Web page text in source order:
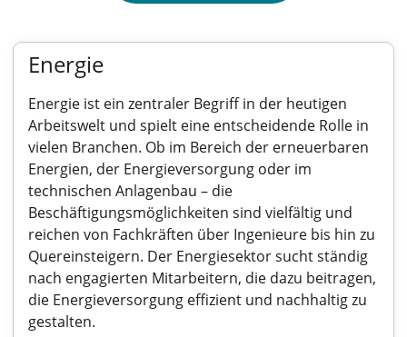
Energie
Energie ist ein zentraler Begriff in der heutigen
Arbeitswelt und spielt eine entscheidende Rolle in
vielen Branchen. Ob im Bereich der erneuerbaren
Energien, der Energieversorgung oder im
technischen Anlagenbau – die
Beschäftigungsmöglichkeiten sind vielfältig und
reichen von Fachkräften über Ingenieure bis hin zu
Quereinsteigern. Der Energiesektor sucht ständig
nach engagierten Mitarbeitern, die dazu beitragen,
die Energieversorgung effizient und nachhaltig zu
gestalten.